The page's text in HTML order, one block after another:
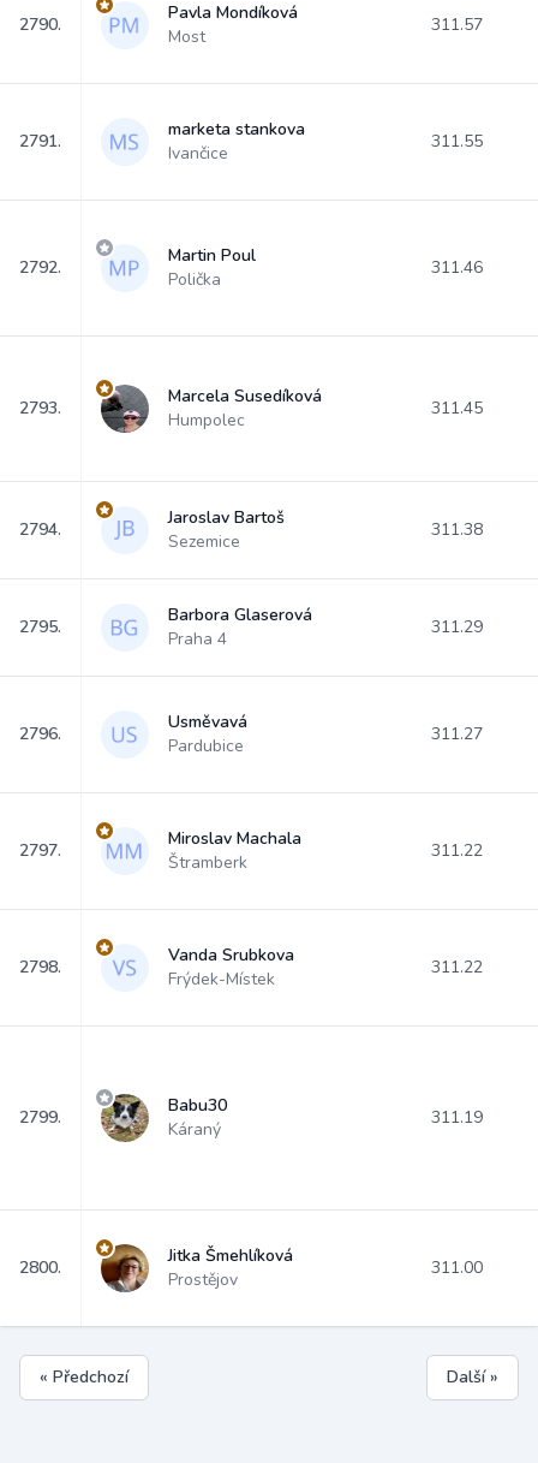
2790.
Pavla Mondíková
Most
311.57
2791.
marketa stankova
Ivančice
311.55
2792.
Martin Poul
Polička
311.46
2793.
Marcela Susedíková
Humpolec
311.45
2794.
Jaroslav Bartoš
Sezemice
311.38
2795.
Barbora Glaserová
Praha 4
311.29
2796.
Usměvavá
Pardubice
311.27
2797.
Miroslav Machala
Štramberk
311.22
2798.
Vanda Srubkova
Frýdek-Místek
311.22
2799.
Babu30
Káraný
311.19
2800.
Jitka Šmehlíková
Prostějov
311.00
« Předchozí Další »